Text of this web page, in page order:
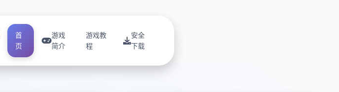
首
页
游戏
简介
游戏教
程
安全
下载